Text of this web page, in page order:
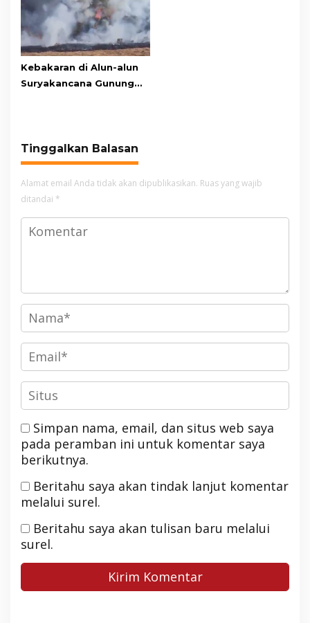
Kebakaran di Alun-alun
Suryakancana Gunung
Tinggalkan Balasan
Alamat email Anda tidak akan dipublikasikan. Ruas yang wajib
ditandai *
Simpan nama, email, dan situs web saya
pada peramban ini untuk komentar saya
berikutnya.
Beritahu saya akan tindak lanjut komentar
melalui surel.
Beritahu saya akan tulisan baru melalui
surel.